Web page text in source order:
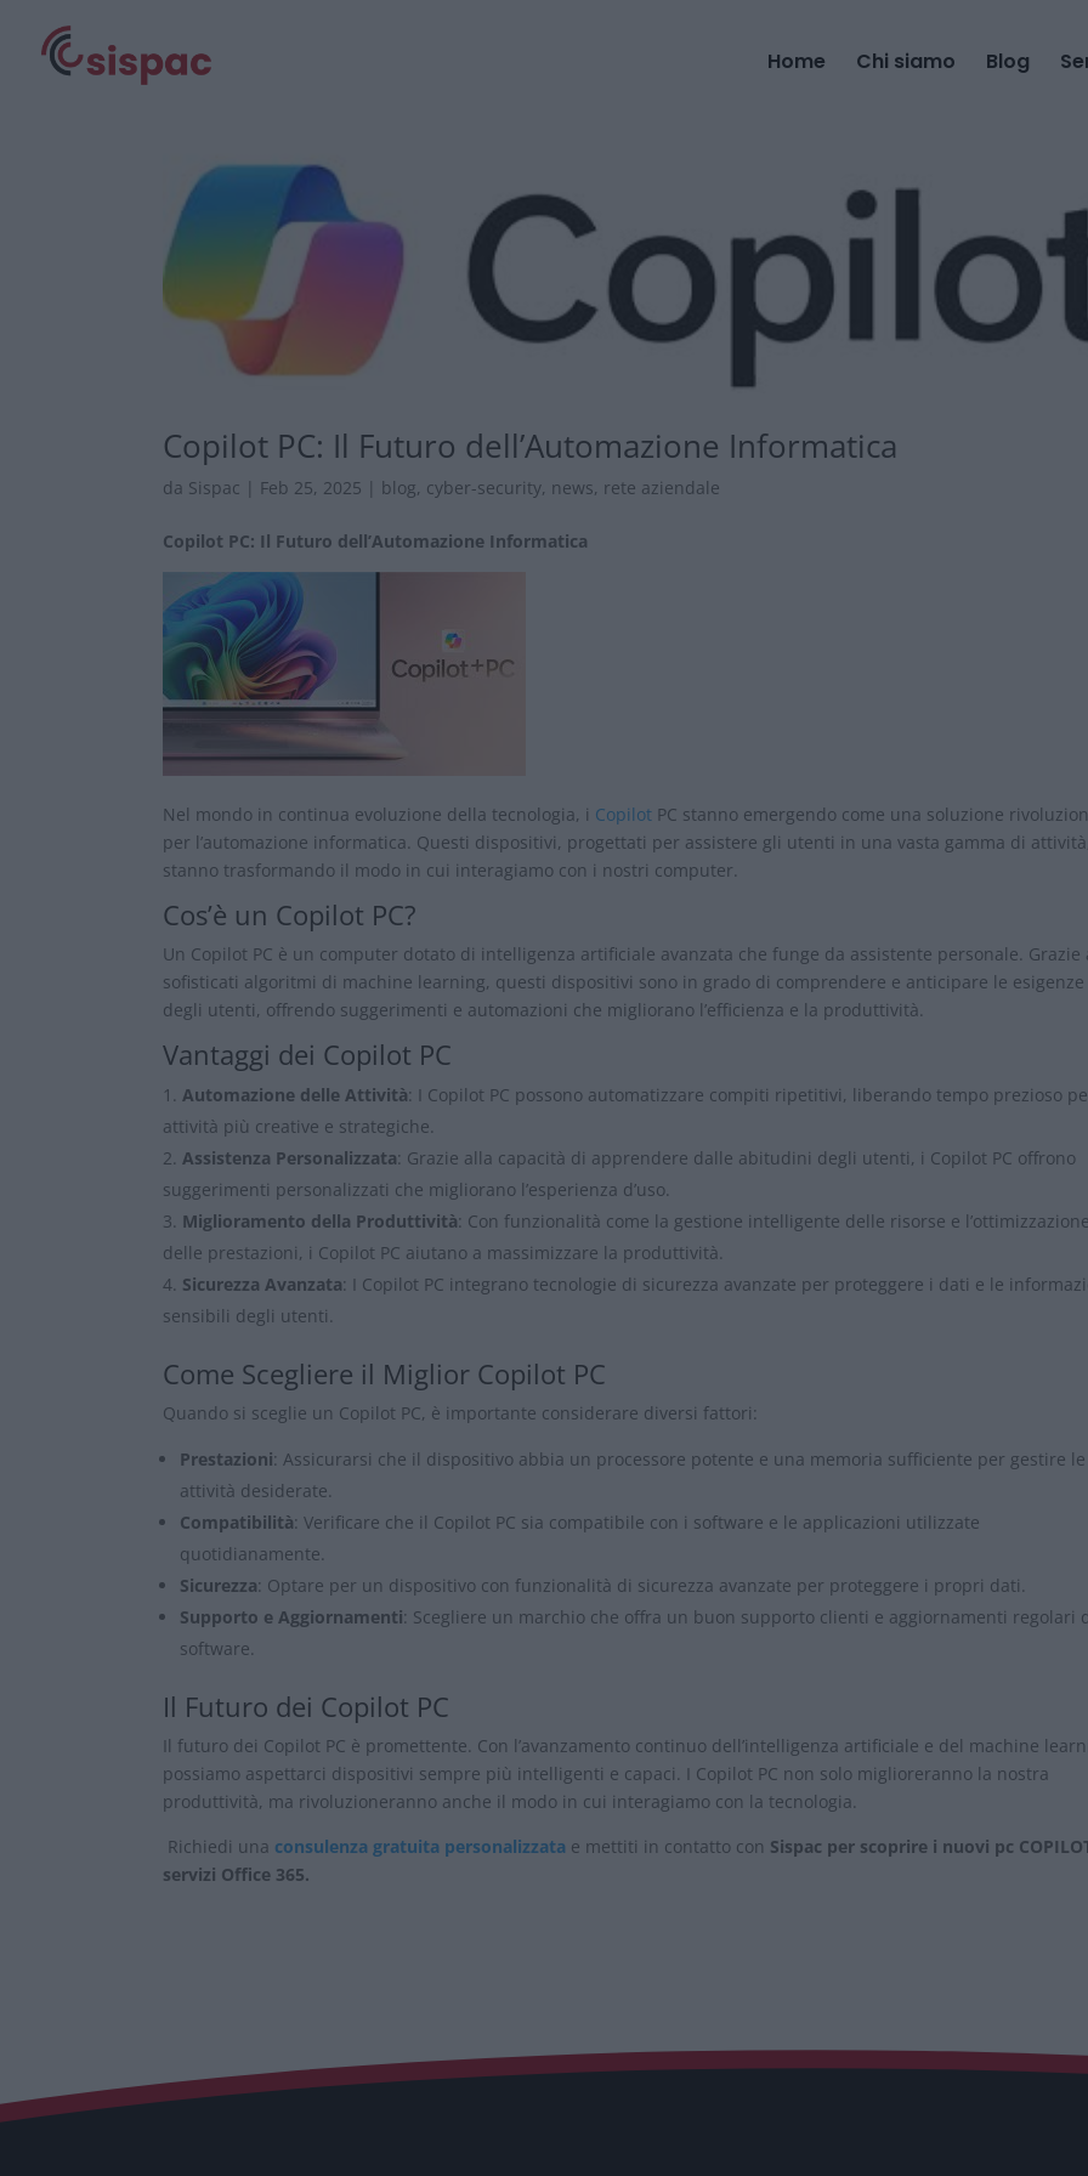
Home Chi siamo Blog
Copilot PC: Il Futuro dell’Automazione Informatica
da Sispac | Feb 25, 2025 | blog, cyber-security, news, rete aziendale
Copilot PC: Il Futuro dell’Automazione Informatica
Nel mondo in continua evoluzione della tecnologia, i Copilot PC stanno emergendo come una soluzione
per l’automazione informatica. Questi dispositivi, progettati per assistere gli utenti in una vasta gamma di attività,
stanno trasformando il modo in cui interagiamo con i nostri computer.
Cos’è un Copilot PC?
Un Copilot PC è un computer dotato di intelligenza artificiale avanzata che funge da assistente personale. Grazie
sofisticati algoritmi di machine learning, questi dispositivi sono in grado di comprendere e anticipare le esigenze
degli utenti, offrendo suggerimenti e automazioni che migliorano l’efficienza e la produttività.
Vantaggi dei Copilot PC
Automazione delle Attività: I Copilot PC possono automatizzare compiti ripetitivi, liberando tempo prezioso
attività più creative e strategiche.
Assistenza Personalizzata: Grazie alla capacità di apprendere dalle abitudini degli utenti, i Copilot PC offrono
suggerimenti personalizzati che migliorano l’esperienza d’uso.
Miglioramento della Produttività: Con funzionalità come la gestione intelligente delle risorse e l’ottimizzazione
delle prestazioni, i Copilot PC aiutano a massimizzare la produttività.
Sicurezza Avanzata: I Copilot PC integrano tecnologie di sicurezza avanzate per proteggere i dati e le
sensibili degli utenti.
Come Scegliere il Miglior Copilot PC
Quando si sceglie un Copilot PC, è importante considerare diversi fattori:
Prestazioni: Assicurarsi che il dispositivo abbia un processore potente e una memoria sufficiente per gestire le
attività desiderate.
Compatibilità: Verificare che il Copilot PC sia compatibile con i software e le applicazioni utilizzate
quotidianamente.
Sicurezza: Optare per un dispositivo con funzionalità di sicurezza avanzate per proteggere i propri dati.
Supporto e Aggiornamenti: Scegliere un marchio che offra un buon supporto clienti e aggiornamenti regolari
software.
Il Futuro dei Copilot PC
Il futuro dei Copilot PC è promettente. Con l’avanzamento continuo dell’intelligenza artificiale e del machine
possiamo aspettarci dispositivi sempre più intelligenti e capaci. I Copilot PC non solo miglioreranno la nostra
produttività, ma rivoluzioneranno anche il modo in cui interagiamo con la tecnologia.
Richiedi una consulenza gratuita personalizzata e mettiti in contatto con Sispac per scoprire i nuovi pc
servizi Office 365.